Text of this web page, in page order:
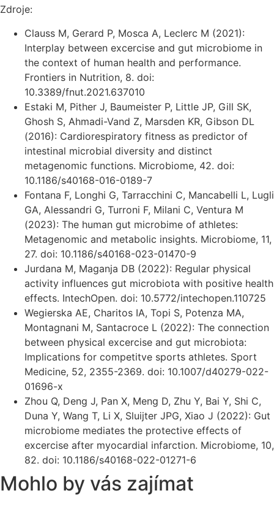
Zdroje:
Clauss M, Gerard P, Mosca A, Leclerc M (2021):
Interplay between excercise and gut microbiome in
the context of human health and performance.
Frontiers in Nutrition, 8. doi:
10.3389/fnut.2021.637010
Estaki M, Pither J, Baumeister P, Little JP, Gill SK,
Ghosh S, Ahmadi-Vand Z, Marsden KR, Gibson DL
(2016): Cardiorespiratory fitness as predictor of
intestinal microbial diversity and distinct
metagenomic functions. Microbiome, 42. doi:
10.1186/s40168-016-0189-7
Fontana F, Longhi G, Tarracchini C, Mancabelli L, Lugli
GA, Alessandri G, Turroni F, Milani C, Ventura M
(2023): The human gut microbime of athletes:
Metagenomic and metabolic insights. Microbiome, 11,
27. doi: 10.1186/s40168-023-01470-9
Jurdana M, Maganja DB (2022): Regular physical
activity influences gut microbiota with positive health
effects. IntechOpen. doi: 10.5772/intechopen.110725
Wegierska AE, Charitos IA, Topi S, Potenza MA,
Montagnani M, Santacroce L (2022): The connection
between physical excercise and gut microbiota:
Implications for competitve sports athletes. Sport
Medicine, 52, 2355-2369. doi: 10.1007/d40279-022-
01696-x
Zhou Q, Deng J, Pan X, Meng D, Zhu Y, Bai Y, Shi C,
Duna Y, Wang T, Li X, Sluijter JPG, Xiao J (2022): Gut
microbiome mediates the protective effects of
excercise after myocardial infarction. Microbiome, 10,
82. doi: 10.1186/s40168-022-01271-6
Mohlo by vás zajímat